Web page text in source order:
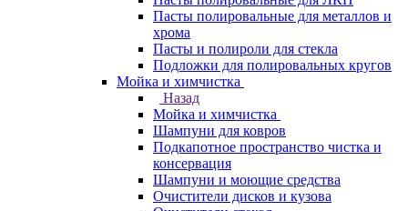
Пасты полировальные для металлов и
хрома
Пасты и полироли для стекла
Подложки для полировальных кругов
Мойка и химчистка
Назад
Мойка и химчистка
Шампуни для ковров
Подкапотное пространство чистка и
консервация
Шампуни и моющие средства
Очистители дисков и кузова